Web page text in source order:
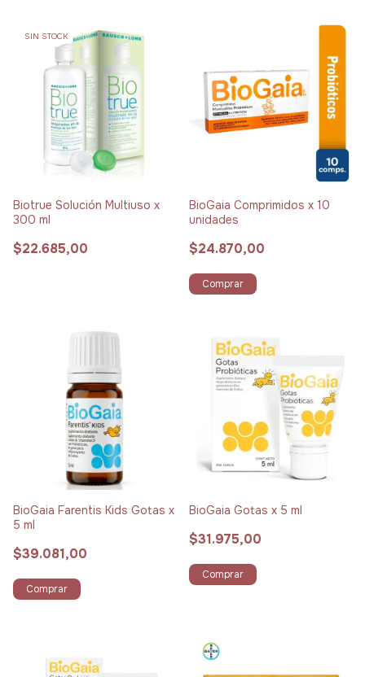
SIN STOCK
Biotrue Solución Multiuso x
300 ml
$22.685,00
BioGaia Comprimidos x 10
unidades
$24.870,00
Comprar
BioGaia Farentis Kids Gotas x
5 ml
$39.081,00
Comprar
BioGaia Gotas x 5 ml
$31.975,00
Comprar